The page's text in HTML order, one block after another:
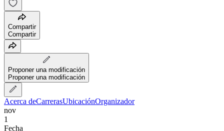
Compartir
Compartir
Proponer una modificación
Proponer una modificación
Acerca deCarrerasUbicaciónOrganizador
nov
1
Fecha